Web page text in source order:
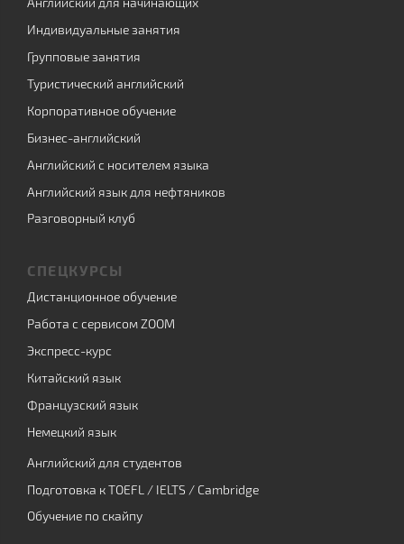
Индивидуальные занятия
Групповые занятия
Туристический английский
Корпоративное обучение
Бизнес-английский
Английский с носителем языка
Английский язык для нефтяников
Разговорный клуб
СПЕЦКУРСЫ
Дистанционное обучение
Работа с сервисом ZOOM
Экспресс-курс
Китайский язык
Французский язык
Немецкий язык
Английский для студентов
Подготовка к TOEFL / IELTS / Cambridge
Обучение по скайпу